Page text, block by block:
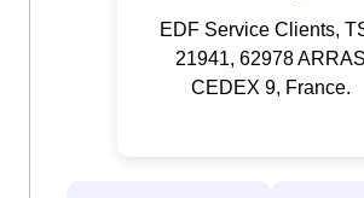
EDF Service Clients,
21941, 62978 ARRAS
CEDEX 9, France.